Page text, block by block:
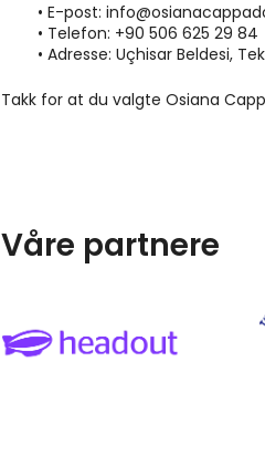
E-post:
Telefon: +90 506 625 29 84
Adresse: Uçhisar Beldesi,
Takk for at du valgte Osiana
Våre partnere